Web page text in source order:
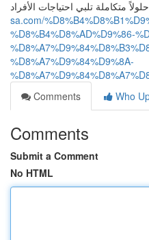
sa.com/
%D8%B4%D8%AD%D9%86-
%D8%A7%D9%84%D9%8A-
Comments
Who
Comments
Submit a Comment
No HTML